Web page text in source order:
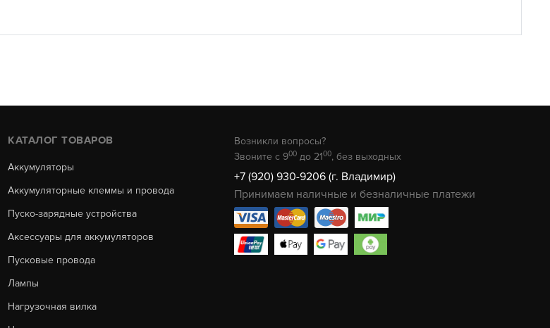
КАТАЛОГ ТОВАРОВ
Аккумуляторы
Аккумуляторные клеммы и провода
Пуско-зарядные устройства
Аксессуары для аккумуляторов
Пусковые провода
Лампы
Нагрузочная вилка
Возникли вопросы?
Звоните с 900 до 2100, без выходных
+7 (920) 930-9206 (г. Владимир)
Принимаем наличные и безналичные платежи